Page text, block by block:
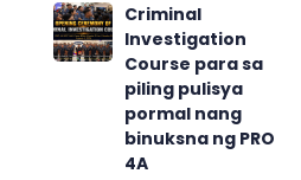
Criminal
Investigation
Course para sa
piling pulisya
pormal nang
binuksna ng PRO
4A